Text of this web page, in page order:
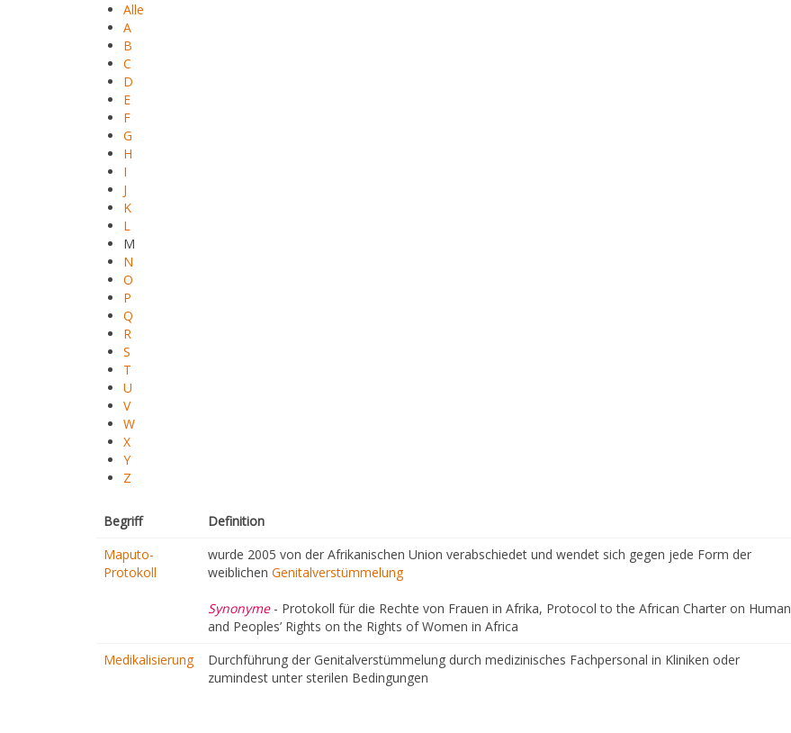
Alle
A
B
C
D
E
F
G
H
I
J
K
L
M
N
O
P
Q
R
S
T
U
V
W
X
Y
Z
Begriff
Definition
Maputo-
Protokoll
wurde 2005 von der Afrikanischen Union verabschiedet und wendet sich gegen jede Form der
weiblichen Genitalverstümmelung
Synonyme- Protokoll für die Rechte von Frauen in Afrika, Protocol to the African Charter on Human
and Peoples’ Rights on the Rights of Women in Africa
Medikalisierung
Durchführung der Genitalverstümmelung durch medizinisches Fachpersonal in Kliniken oder
zumindest unter sterilen Bedingungen